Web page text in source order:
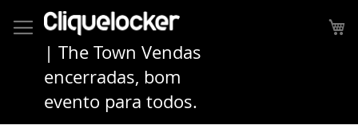
para
o
| The Town Vendas
encerradas, bom
evento para todos.